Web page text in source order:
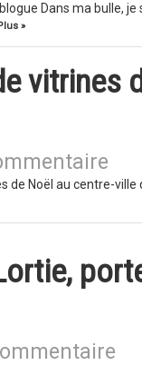
Dans ma bulle,
»
vitrines
de Noël au centre-